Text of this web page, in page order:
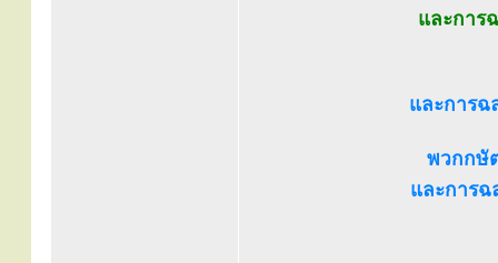
และการ
และการฉ
พวกกษั
และการฉ